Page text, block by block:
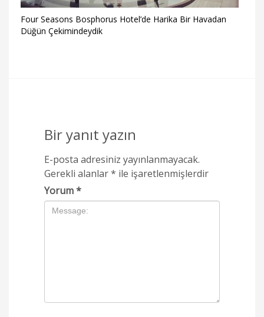
Four Seasons Bosphorus Hotel’de Harika Bir Havadan
Düğün Çekimindeydik
Bir yanıt yazın
E-posta adresiniz yayınlanmayacak.
Gerekli alanlar* ile işaretlenmişlerdir
Yorum*